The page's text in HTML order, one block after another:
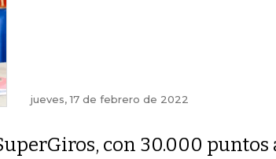
jueves, 17 de febrero de 2022
con 30.000 puntos